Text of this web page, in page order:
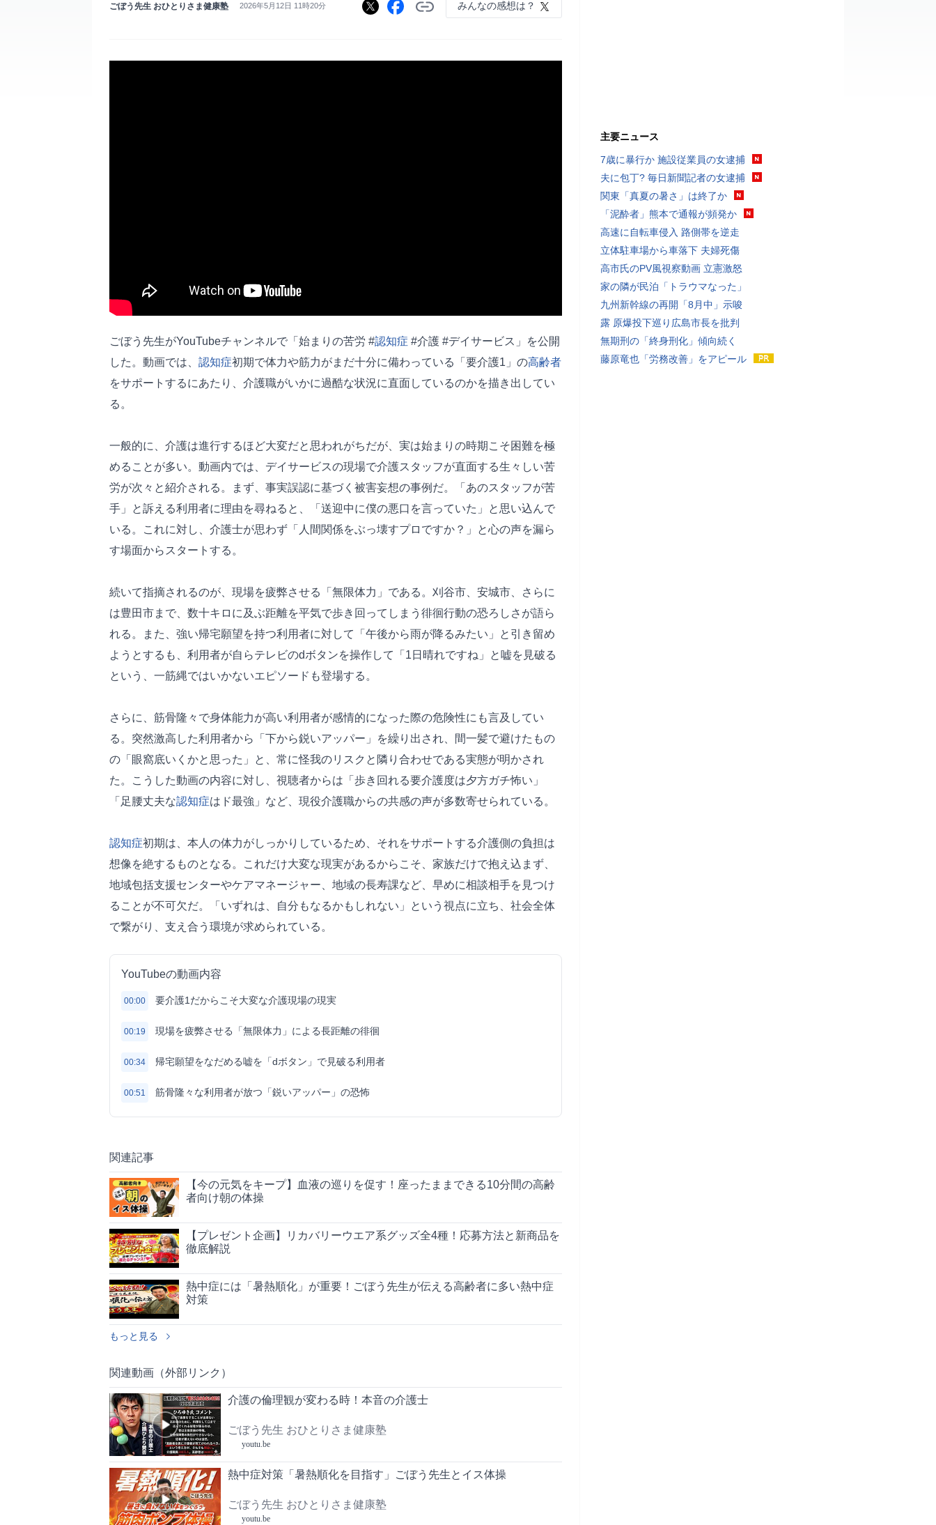
ごぼう先生 おひとりさま健康塾 2026年5月12日 11時20分 みんなの感想は？
ごぼう先生がYouTubeチャンネルで「始まりの苦労 #認知症 #介護 #デイサービス」を公開
した。動画では、 認知症初期で体力や筋力がまだ十分に備わっている「要介護1」の高齢者
をサポートするにあたり、介護職がいかに過酷な状況に直面しているのかを描き出してい
る。
一般的に、介護は進行するほど大変だと思われがちだが、実は始まりの時期こそ困難を極
めることが多い。動画内では、デイサービスの現場で介護スタッフが直面する生々しい苦
労が次々と紹介される。まず、事実誤認に基づく被害妄想の事例だ。「あのスタッフが苦
手」と訴える利用者に理由を尋ねると、「送迎中に僕の悪口を言っていた」と思い込んで
いる。これに対し、介護士が思わず「人間関係をぶっ壊すプロですか？」と心の声を漏ら
す場面からスタートする。
続いて指摘されるのが、現場を疲弊させる「無限体力」である。刈谷市、安城市、さらに
は豊田市まで、数十キロに及ぶ距離を平気で歩き回ってしまう徘徊行動の恐ろしさが語ら
れる。また、強い帰宅願望を持つ利用者に対して「午後から雨が降るみたい」と引き留め
ようとするも、利用者が自らテレビのdボタンを操作して「1日晴れですね」と嘘を見破る
という、一筋縄ではいかないエピソードも登場する。
さらに、筋骨隆々で身体能力が高い利用者が感情的になった際の危険性にも言及してい
る。突然激高した利用者から「下から鋭いアッパー」を繰り出され、間一髪で避けたもの
の「眼窩底いくかと思った」と、常に怪我のリスクと隣り合わせである実態が明かされ
た。こうした動画の内容に対し、視聴者からは「歩き回れる要介護度は夕方ガチ怖い」
「足腰丈夫な認知症はド最強」など、現役介護職からの共感の声が多数寄せられている。
認知症初期は、本人の体力がしっかりしているため、それをサポートする介護側の負担は
想像を絶するものとなる。これだけ大変な現実があるからこそ、家族だけで抱え込まず、
地域包括支援センターやケアマネージャー、地域の長寿課など、早めに相談相手を見つけ
ることが不可欠だ。「いずれは、自分もなるかもしれない」という視点に立ち、社会全体
で繋がり、支え合う環境が求められている。
YouTubeの動画内容
00:00 要介護1だからこそ大変な介護現場の現実
00:19 現場を疲弊させる「無限体力」による長距離の徘徊
00:34 帰宅願望をなだめる嘘を「dボタン」で見破る利用者
00:51 筋骨隆々な利用者が放つ「鋭いアッパー」の恐怖
関連記事
【今の元気をキープ】血液の巡りを促す！座ったままできる10分間の高齢
者向け朝の体操
【プレゼント企画】リカバリーウエア系グッズ全4種！応募方法と新商品を
徹底解説
熱中症には「暑熱順化」が重要！ごぼう先生が伝える高齢者に多い熱中症
対策
もっと見る
関連動画（外部リンク）
介護の倫理観が変わる時！本音の介護士
ごぼう先生 おひとりさま健康塾
youtu.be
熱中症対策「暑熱順化を目指す」ごぼう先生とイス体操
ごぼう先生 おひとりさま健康塾
youtu.be
主要ニュース
7歳に暴行か 施設従業員の女逮捕
夫に包丁? 毎日新聞記者の女逮捕
関東「真夏の暑さ」は終了か
「泥酔者」熊本で通報が頻発か
高速に自転車侵入 路側帯を逆走
立体駐車場から車落下 夫婦死傷
高市氏のPV風視察動画 立憲激怒
家の隣が民泊「トラウマなった」
九州新幹線の再開「8月中」示唆
露 原爆投下巡り広島市長を批判
無期刑の「終身刑化」傾向続く
藤原竜也「労務改善」をアピール